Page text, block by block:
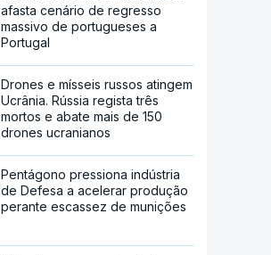
afasta cenário de regresso
massivo de portugueses a
Portugal
Drones e mísseis russos atingem
Ucrânia. Rússia regista três
mortos e abate mais de 150
drones ucranianos
Pentágono pressiona indústria
de Defesa a acelerar produção
perante escassez de munições